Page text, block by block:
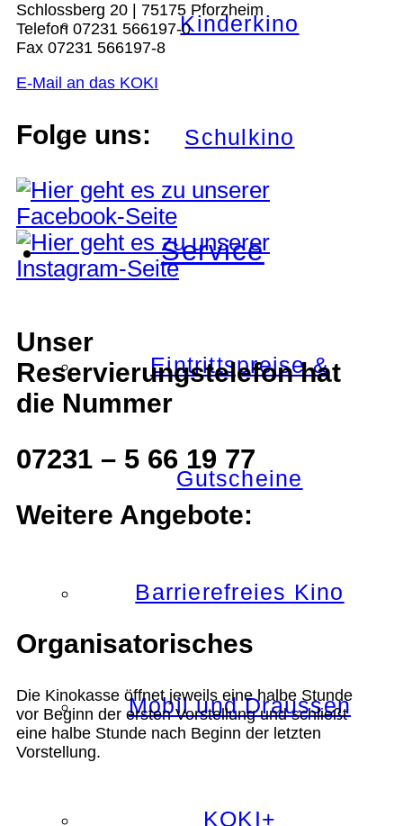
Kinderkino
Schulkino
Service
Eintrittspreise &
Gutscheine
Barrierefreies Kino
Mobil und Draussen
KOKI+
Schlossberg 20 | 75175 Pforzheim
Telefon 07231 566197-0
Fax 07231 566197-8
E-Mail an das KOKI
Folge uns:
Unser
Reservierungstelefon hat
die Nummer
07231 – 5 66 19 77
Weitere Angebote:
Organisatorisches
Die Kinokasse öffnet jeweils eine halbe Stunde
vor Beginn der ersten Vorstellung und schließt
eine halbe Stunde nach Beginn der letzten
Vorstellung.